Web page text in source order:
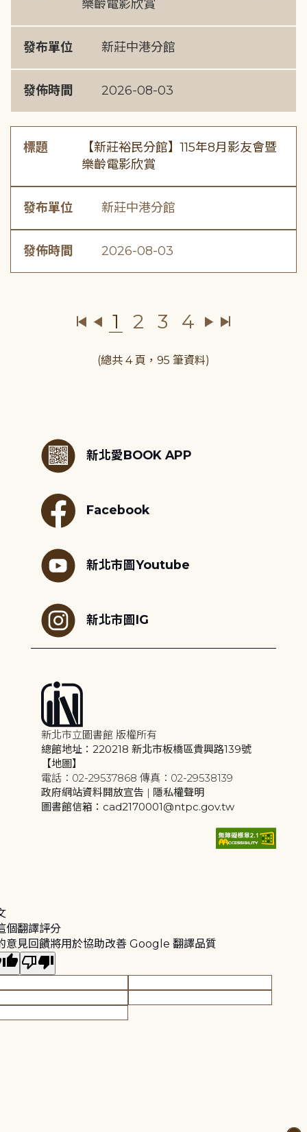
樂齡電影欣賞
發布單位 新莊中港分館
發佈時間 2026-08-03
標題
【新莊裕民分館】115年8月影友會暨
樂齡電影欣賞
發布單位 新莊中港分館
發佈時間 2026-08-03
1 2 3 4
(總共 4 頁，95 筆資料)
新北愛BOOK APP
Facebook
新北市圖Youtube
新北市圖IG
新北市立圖書館 版權所有
總館地址：220218 新北市板橋區貴興路139號
【地圖】
電話：02-29537868 傳真：02-29538139
政府網站資料開放宣告 | 隱私權聲明
圖書館信箱：cad2170001@ntpc.gov.tw
個翻譯評分
意見回饋將用於協助改善 Google 翻譯品質